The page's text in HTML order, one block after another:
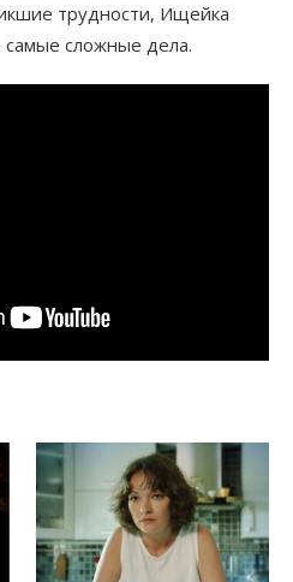
трудности, Ищейка
самые сложные дела.